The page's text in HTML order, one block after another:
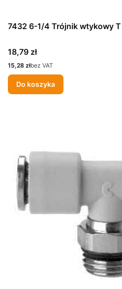
7432 6-1/4 Trójnik wtykowy
Cena
18,79 zł
Cena
15,28 złbez VAT
Do koszyka